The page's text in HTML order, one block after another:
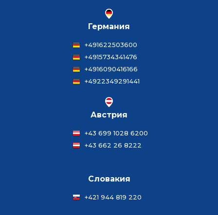
Германия
+491622503600
+4915734341476
+4916090416166
+4922349291441
Австрия
+43 699 1028 6200
+43 662 26 8222
Словакия
+421 944 819 220